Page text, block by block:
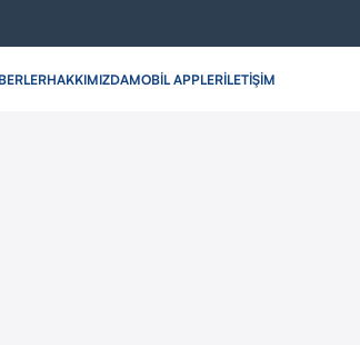
HAKKIMIZDAMOBİL APPLERİLETİŞİM